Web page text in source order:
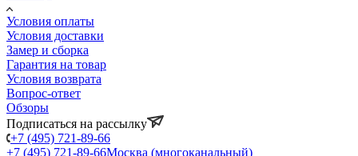
Условия оплаты
Условия доставки
Замер и сборка
Гарантия на товар
Условия возврата
Вопрос-ответ
Обзоры
Подписаться на рассылку
+7 (495) 721-89-66
+7 (495) 721-89-66Москва (многоканальный)